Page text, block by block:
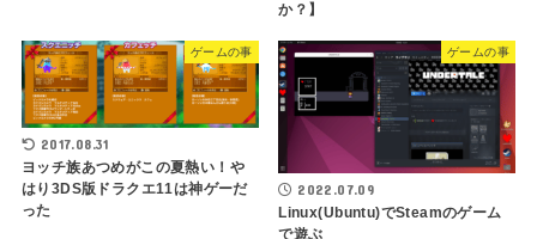
か？】
ゲームの事
2017.08.31
ヨッチ族あつめがこの夏熱い！や
はり3DS版ドラクエ11は神ゲーだ
った
ゲームの事
2022.07.09
Linux(Ubuntu)でSteamのゲーム
で遊ぶ